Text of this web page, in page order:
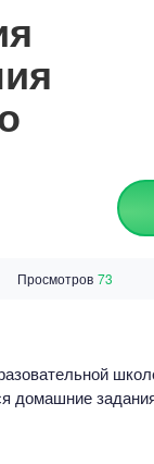
Просмотров 73
домашние